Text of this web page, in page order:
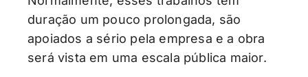
duração um pouco prolongada, são
apoiados a sério pela empresa e a obra
será vista em uma escala pública maior.